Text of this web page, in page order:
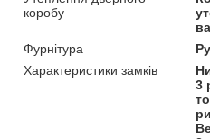
коробу
Фурнітура
Характеристики замків
3